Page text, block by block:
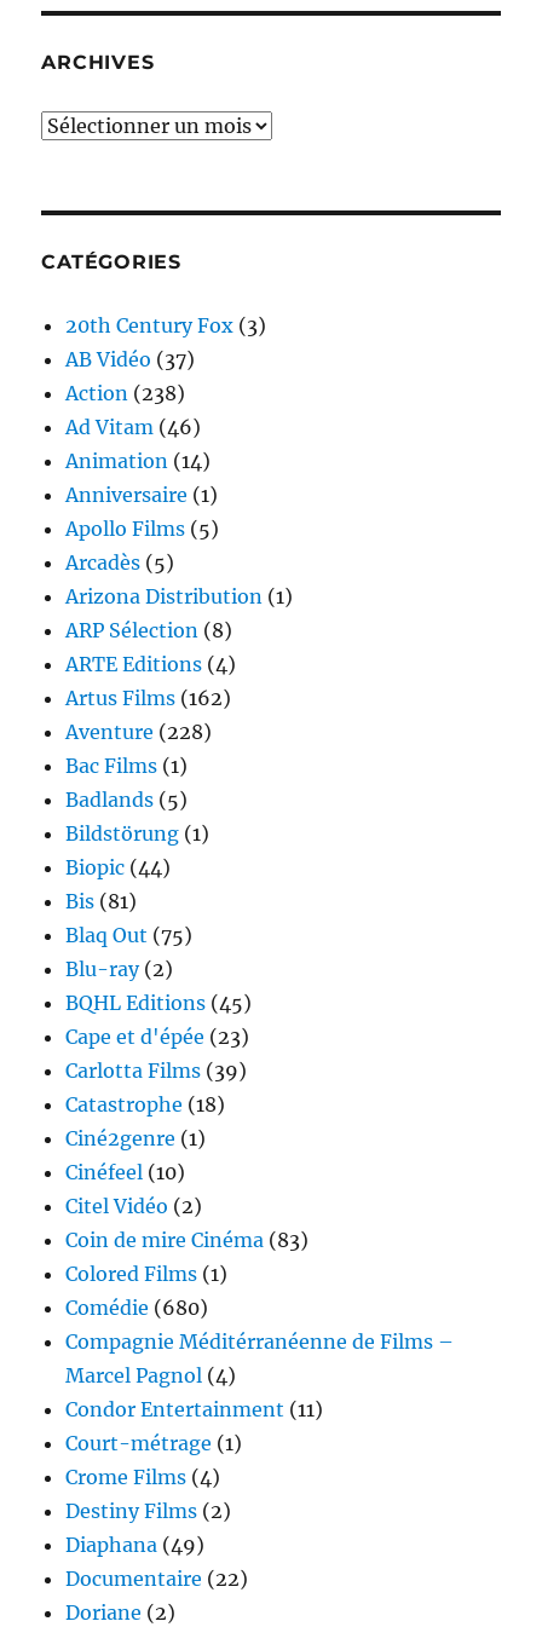
ARCHIVES
Archives
CATÉGORIES
20th Century Fox (3)
AB Vidéo (37)
Action (238)
Ad Vitam (46)
Animation (14)
Anniversaire (1)
Apollo Films (5)
Arcadès (5)
Arizona Distribution (1)
ARP Sélection (8)
ARTE Editions (4)
Artus Films (162)
Aventure (228)
Bac Films (1)
Badlands (5)
Bildstörung (1)
Biopic (44)
Bis (81)
Blaq Out (75)
Blu-ray(2)
BQHL Editions (45)
Cape et d'épée (23)
Carlotta Films (39)
Catastrophe (18)
Ciné2genre (1)
Cinéfeel (10)
Citel Vidéo (2)
Coin de mire Cinéma (83)
Colored Films (1)
Comédie (680)
Compagnie Méditérranéenne de Films –
Marcel Pagnol (4)
Condor Entertainment (11)
Court-métrage (1)
Crome Films (4)
Destiny Films (2)
Diaphana (49)
Documentaire (22)
Doriane (2)